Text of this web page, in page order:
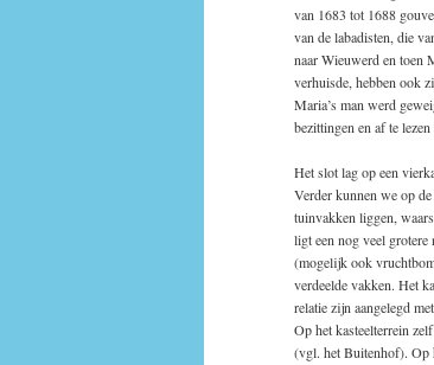
van 1683 tot 1688
van de labadisten, die
naar Wieuwerd en toen
verhuisde, hebben ook
Maria’s man werd
bezittingen en af te
Het slot lag op een
Verder kunnen we op
tuinvakken liggen,
ligt een nog veel
(mogelijk ook
verdeelde vakken. Het
relatie zijn aangelegd
Op het kasteelterrein
(vgl. het Buitenhof). Op